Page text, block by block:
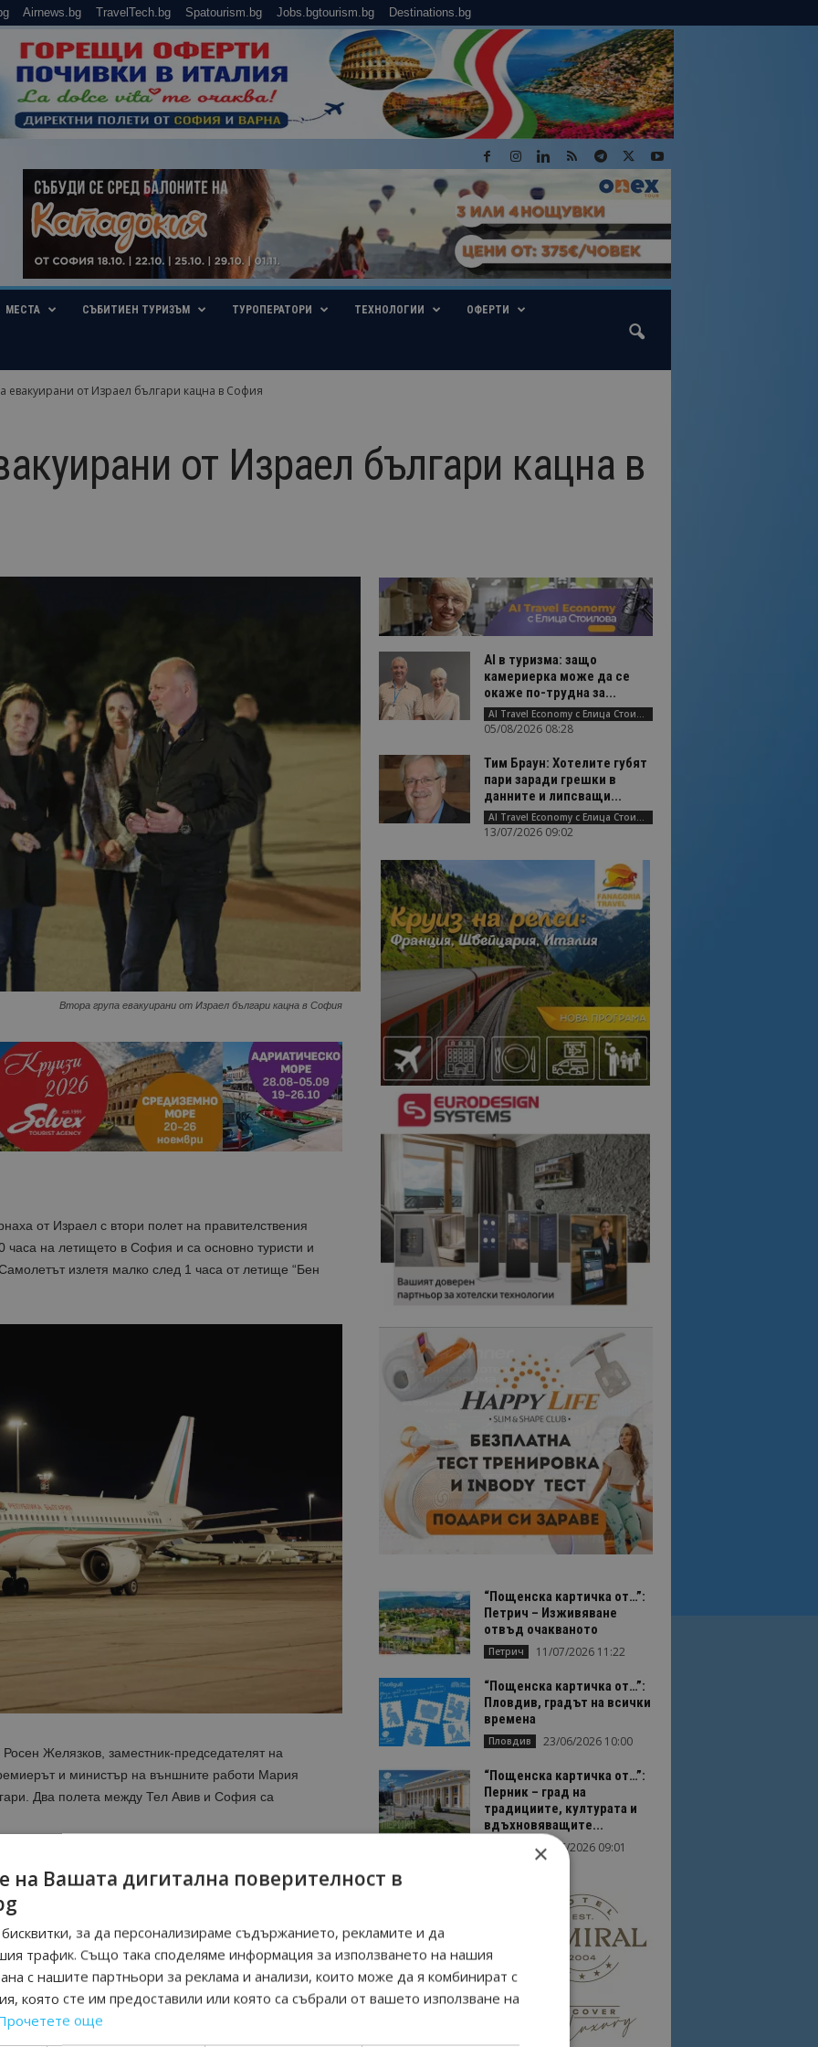
Airnews.bg TravelTech.bg Spatourism.bg Jobs.bgtourism.bg Destinations.bg
МЕСТА СЪБИТИЕН ТУРИЗЪМ ТУРОПЕРАТОРИ ТЕХНОЛОГИИ ОФЕРТИ
евакуирани от Израел българи кацна в София
от Израел българи кацна в
Втора група евакуирани от Израел българи кацна в София
от Израел с втори полет на правителствения
часа на летището в София и са основно туристи и
излетя малко след 1 часа от летище “Бен
Желязков, заместник-председателят на
и министър на външните работи Мария
Два полета между Тел Авив и София са
AI в туризма: защо
камериерка може да се
окаже по-трудна за...
AI Travel Economy с Елица Стоилова
05/08/2026 08:28
Тим Браун: Хотелите губят
пари заради грешки в
данните и липсващи...
AI Travel Economy с Елица Стоилова
13/07/2026 09:02
“Пощенска картичка от…”:
Петрич – Изживяване
отвъд очакваното
Петрич 11/07/2026 11:22
“Пощенска картичка от…”:
Пловдив, градът на всички
времена
Пловдив 23/06/2026 10:00
“Пощенска картичка от…”:
Перник – град на
традициите, културата и
вдъхновяващите...
17/06/2026 09:01
×
на Вашата дигитална поверителност в
за да персонализираме съдържанието, рекламите и да
трафик. Също така споделяме информация за използването на нашия
с нашите партньори за реклама и анализи, които може да я комбинират с
която сте им предоставили или която са събрали от вашето използване на
още